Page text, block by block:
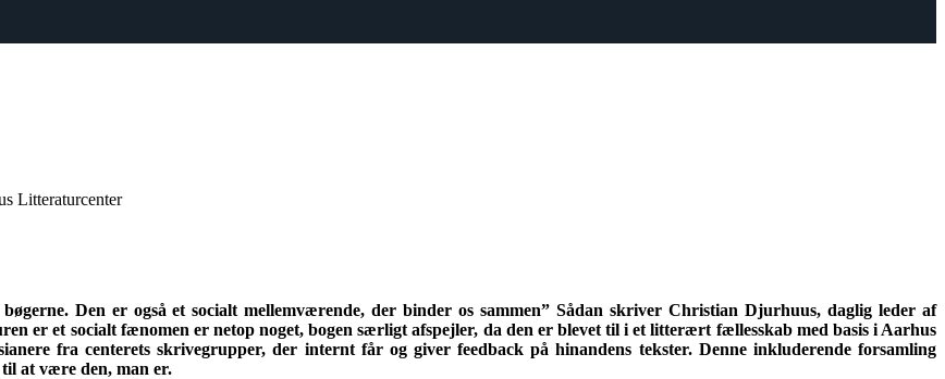
Litteraturcenter
Den er også et socialt mellemværende, der binder os sammen” Sådan skriver Christian Djurhuus, daglig leder af
er et socialt fænomen er netop noget, bogen særligt afspejler, da den er blevet til i et litterært fællesskab med basis i Aarhus
fra centerets skrivegrupper, der internt får og giver feedback på hinandens tekster. Denne inkluderende forsamling
at være den, man er.